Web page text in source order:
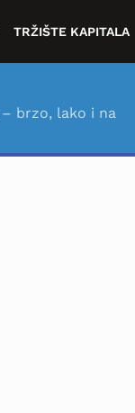
TRŽIŠTE KAPITALA
brzo, lako i na